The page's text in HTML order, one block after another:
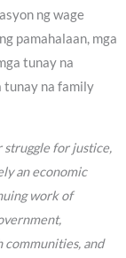
ng wage
pamahalaan, mga
tunay na
tunay na family
struggle for justice,
an economic
work of
communities, and